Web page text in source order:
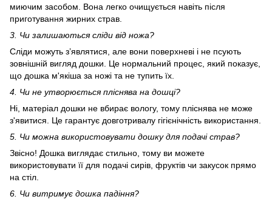
миючим засобом. Вона легко очищується навіть після
приготування жирних страв.
3. Чи залишаються сліди від ножа?
Сліди можуть з’являтися, але вони поверхневі і не псують
зовнішній вигляд дошки. Це нормальний процес, який показує,
що дошка м'якіша за ножі та не тупить їх.
4. Чи не утворюється пліснява на дошці?
Ні, матеріал дошки не вбирає вологу, тому пліснява не може
з'явитися. Це гарантує довготривалу гігієнічність використання.
5. Чи можна використовувати дошку для подачі страв?
Звісно! Дошка виглядає стильно, тому ви можете
використовувати її для подачі сирів, фруктів чи закусок прямо
на стіл.
6. Чи витримує дошка падіння?